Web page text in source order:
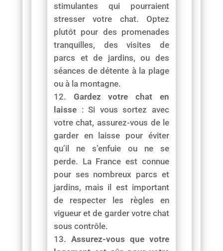
stimulantes qui pourraient
stresser votre chat. Optez
plutôt pour des promenades
tranquilles, des visites de
parcs et de jardins, ou des
séances de détente à la plage
ou à la montagne.
Gardez votre chat en
laisse: Si vous sortez avec
votre chat, assurez-vous de le
garder en laisse pour éviter
qu’il ne s’enfuie ou ne se
perde. La France est connue
pour ses nombreux parcs et
jardins, mais il est important
de respecter les règles en
vigueur et de garder votre chat
sous contrôle.
Assurez-vous que votre